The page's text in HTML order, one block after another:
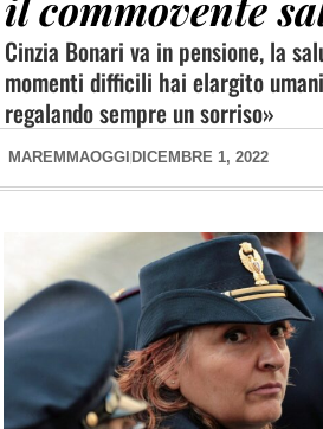
Cinzia Bonari va in pensione, la
momenti difficili hai elargito
regalando sempre un sorriso»
MAREMMAOGGI DICEMBRE 1, 2022